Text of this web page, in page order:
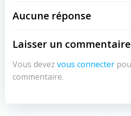
Aucune réponse
Laisser un commentaire
Vous devez vous connecter
commentaire.